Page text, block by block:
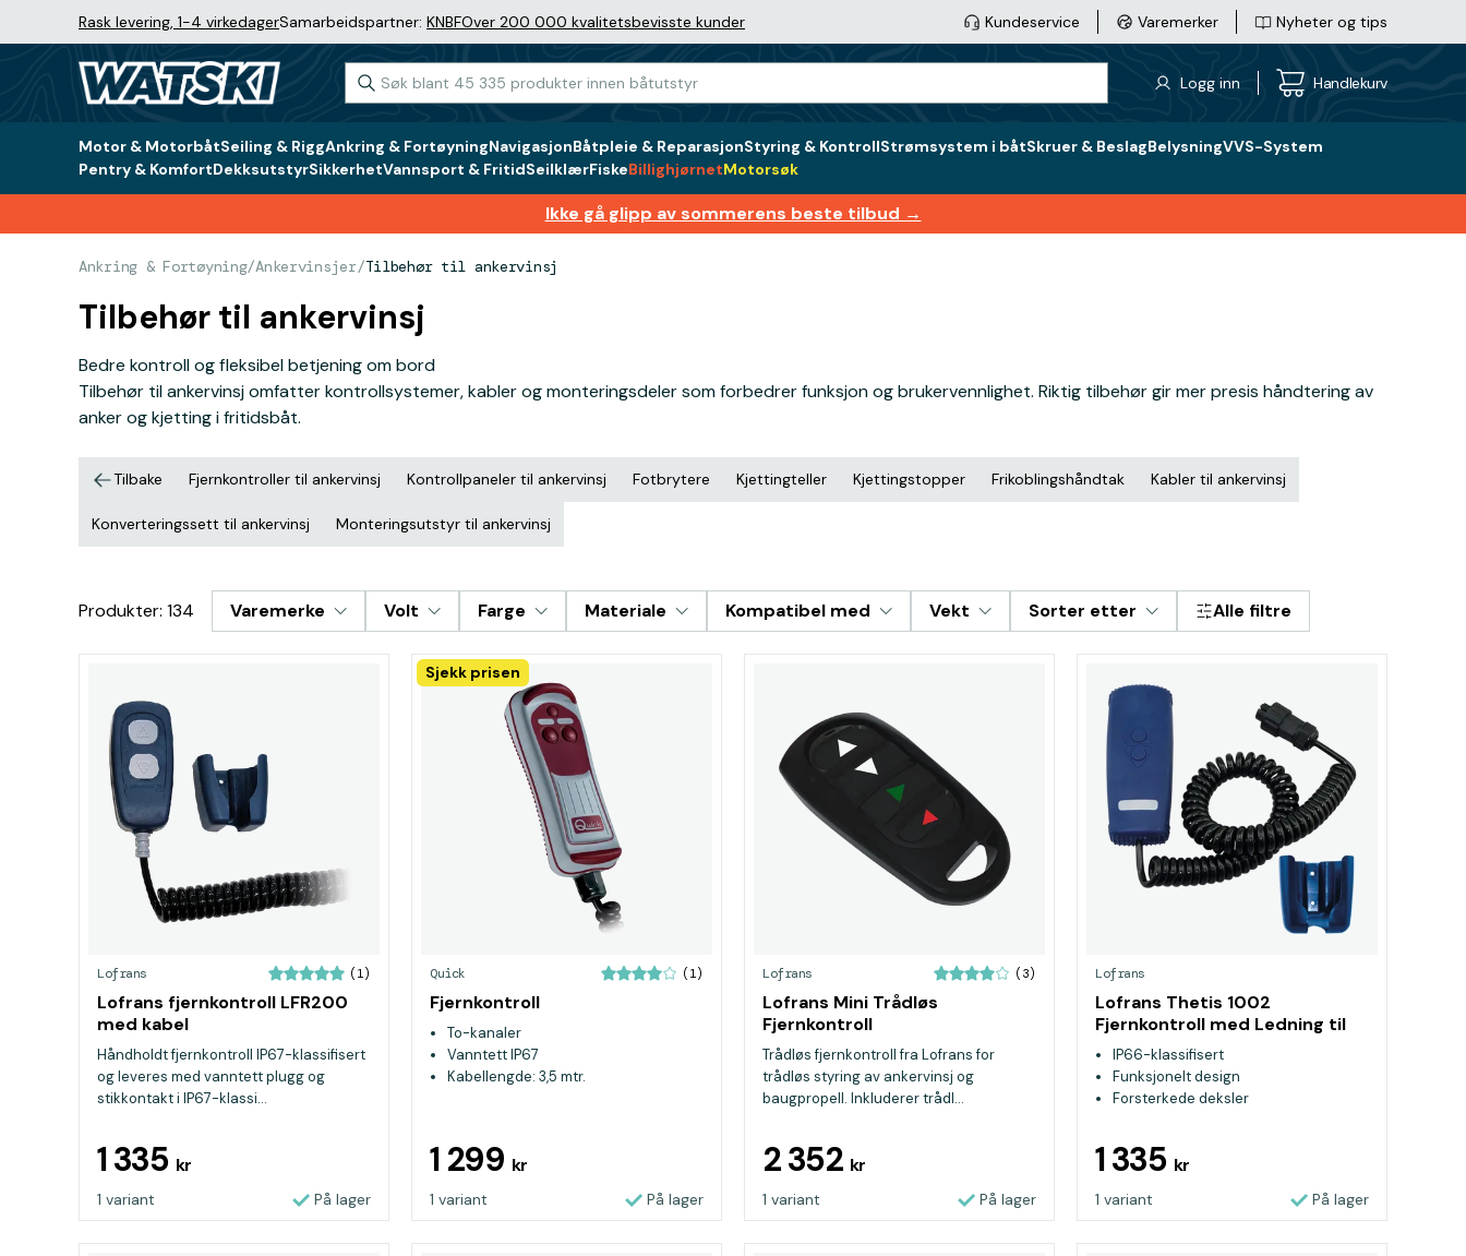
Rask levering, 1-4 virkedagerSamarbeidspartner: KNBFOver 200 000 kvalitetsbevisste kunder Kundeservice Varemerker Nyheter og tips
Logg inn Handlekurv
Motor & MotorbåtSeiling & RiggAnkring & FortøyningNavigasjonBåtpleie & ReparasjonStyring & KontrollStrømsystem i båtSkruer & BeslagBelysningVVS-System
Pentry & KomfortDekksutstyrSikkerhetVannsport & FritidSeilklærFiskeBillighjørnetMotorsøk
Ikke gå glipp av sommerens beste tilbud →
Ankring & Fortøyning/Ankervinsjer/Tilbehør til ankervinsj
Tilbehør til ankervinsj
Bedre kontroll og fleksibel betjening om bord
Tilbehør til ankervinsj omfatter kontrollsystemer, kabler og monteringsdeler som forbedrer funksjon og brukervennlighet. Riktig tilbehør gir mer presis håndtering av
anker og kjetting i fritidsbåt.
Tilbake Fjernkontroller til ankervinsj Kontrollpaneler til ankervinsj Fotbrytere Kjettingteller Kjettingstopper Frikoblingshåndtak Kabler til ankervinsj
Konverteringssett til ankervinsj Monteringsutstyr til ankervinsj
Produkter: 134 Varemerke Volt Farge Materiale Kompatibel med Vekt Sorter etter Alle filtre
Lofrans (1)
Lofrans fjernkontroll LFR200
med kabel
Håndholdt fjernkontroll IP67-klassifisert
og leveres med vanntett plugg og
stikkontakt i IP67-klassi...
1 335 kr
1 variant På lager
Sjekk prisen
Quick (1)
Fjernkontroll
To-kanaler
Vanntett IP67
Kabellengde: 3,5 mtr.
1 299 kr
1 variant På lager
Lofrans (3)
Lofrans Mini Trådløs
Fjernkontroll
Trådløs fjernkontroll fra Lofrans for
trådløs styring av ankervinsj og
baugpropell. Inkluderer trådl...
2 352 kr
1 variant På lager
Lofrans
Lofrans Thetis 1002
Fjernkontroll med Ledning til
Ankervinsj
IP66-klassifisert
Funksjonelt design
Forsterkede deksler
1 335 kr
1 variant På lager